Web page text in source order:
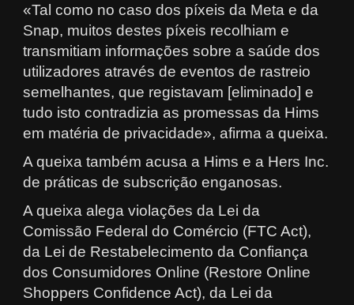
«Tal como no caso dos píxeis da Meta e da
Snap, muitos destes píxeis recolhiam e
transmitiam informações sobre a saúde dos
utilizadores através de eventos de rastreio
semelhantes, que registavam [eliminado] e
tudo isto contradizia as promessas da Hims
em matéria de privacidade», afirma a queixa.
A queixa também acusa a Hims e a Hers Inc.
de práticas de subscrição enganosas.
A queixa alega violações da Lei da
Comissão Federal do Comércio (FTC Act),
da Lei de Restabelecimento da Confiança
dos Consumidores Online (Restore Online
Shoppers Confidence Act), da Lei da